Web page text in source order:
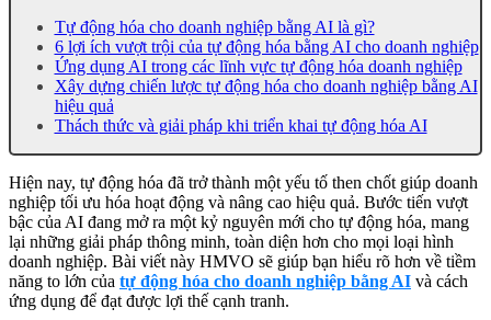
Tự động hóa cho doanh nghiệp bằng AI là gì?
6 lợi ích vượt trội của tự động hóa bằng AI cho doanh nghiệp
Ứng dụng AI trong các lĩnh vực tự động hóa doanh nghiệp
Xây dựng chiến lược tự động hóa cho doanh nghiệp bằng AI
hiệu quả
Thách thức và giải pháp khi triển khai tự động hóa AI
Hiện nay, tự động hóa đã trở thành một yếu tố then chốt giúp doanh
nghiệp tối ưu hóa hoạt động và nâng cao hiệu quả. Bước tiến vượt
bậc của AI đang mở ra một kỷ nguyên mới cho tự động hóa, mang
lại những giải pháp thông minh, toàn diện hơn cho mọi loại hình
doanh nghiệp. Bài viết này HMVO sẽ giúp bạn hiểu rõ hơn về tiềm
năng to lớn của tự động hóa cho doanh nghiệp bằng AI và cách
ứng dụng để đạt được lợi thế cạnh tranh.